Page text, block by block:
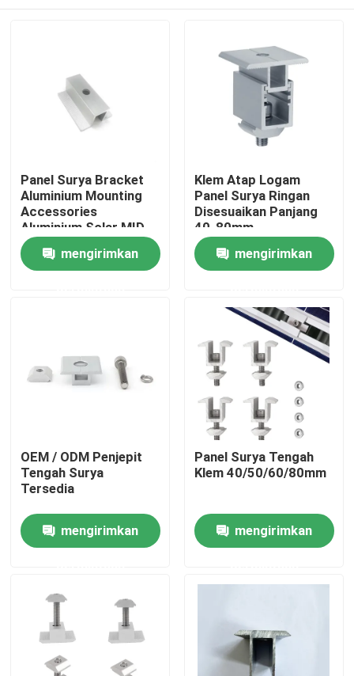
Rumah
Produk
Tentang kami
Kontrol kualitas
Hubungi kami
Sistem Pemasangan Panel Surya
Braket Pemasangan Panel Surya
Panel Surya Bracket
Aluminium Mounting
Accessories
Aluminium Solar MID
Clamp untuk Sistem
Energi Suryamengirimkan
Klem Atap Logam
Panel Surya Ringan
Disesuaikan Panjang
40-80mm
mengirimkan
OEM / ODM Penjepit
Tengah Surya
Tersedia
mengirimkan
Panel Surya Tengah
Klem 40/50/60/80mm
mengirimkan